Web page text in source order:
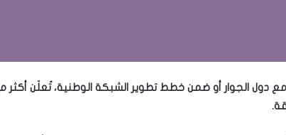
مع دول الجوار أو ضمن خطط تطوير الشبكة الوطنية، تُعلَن أكثر